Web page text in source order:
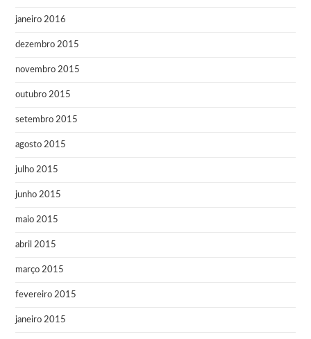
janeiro 2016
dezembro 2015
novembro 2015
outubro 2015
setembro 2015
agosto 2015
julho 2015
junho 2015
maio 2015
abril 2015
março 2015
fevereiro 2015
janeiro 2015